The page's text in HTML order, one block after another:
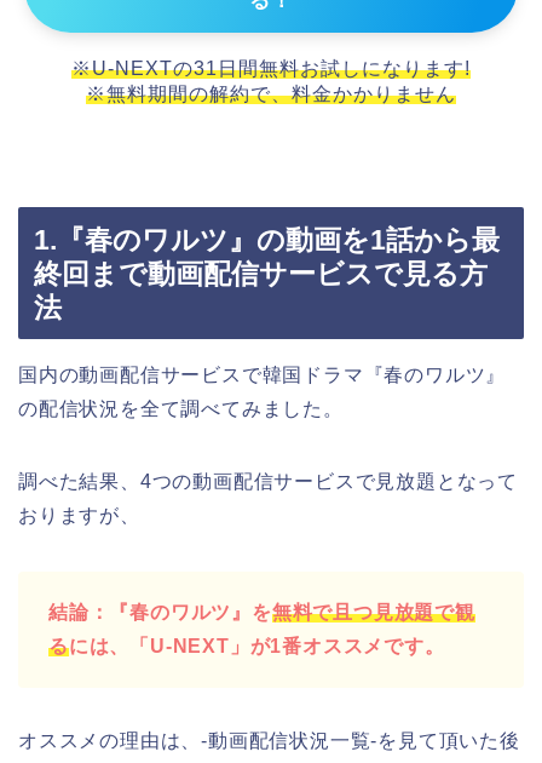
※U-NEXTの31日間無料お試しになります!
※無料期間の解約で、料金かかりません
1.『春のワルツ』の動画を1話から最
終回まで動画配信サービスで見る方
法
国内の動画配信サービスで韓国ドラマ『春のワルツ』
の配信状況を全て調べてみました。
調べた結果、4つの動画配信サービスで見放題となって
おりますが、
結論：『春のワルツ』を無料で且つ見放題で観
るには、「U-NEXT」が1番オススメです。
オススメの理由は、-動画配信状況一覧-を見て頂いた後